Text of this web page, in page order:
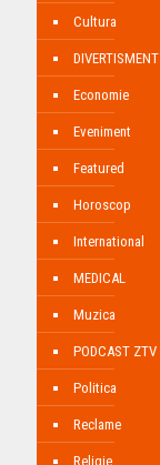
Cultura
DIVERTISMENT
Economie
Eveniment
Featured
Horoscop
International
MEDICAL
Muzica
PODCAST ZTV
Politica
Reclame
Religie